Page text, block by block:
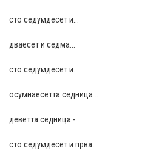
сто седумдесет и...
дваесет и седма...
сто седумдесет и...
осумнaесетта седница...
деветта седница -...
сто седумдесет и прва...